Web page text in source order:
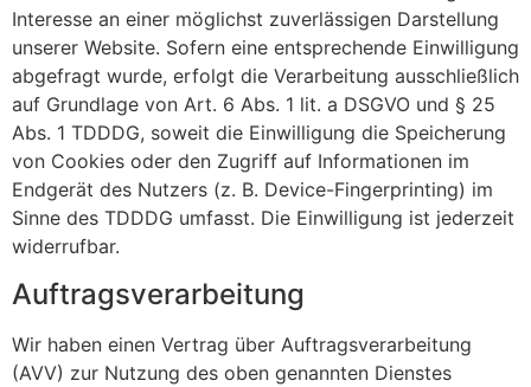
Interesse an einer möglichst zuverlässigen Darstellung
unserer Website. Sofern eine entsprechende Einwilligung
abgefragt wurde, erfolgt die Verarbeitung ausschließlich
auf Grundlage von Art. 6 Abs. 1 lit. a DSGVO und § 25
Abs. 1 TDDDG, soweit die Einwilligung die Speicherung
von Cookies oder den Zugriff auf Informationen im
Endgerät des Nutzers (z. B. Device-Fingerprinting) im
Sinne des TDDDG umfasst. Die Einwilligung ist jederzeit
widerrufbar.
Auftragsverarbeitung
Wir haben einen Vertrag über Auftragsverarbeitung
(AVV) zur Nutzung des oben genannten Dienstes